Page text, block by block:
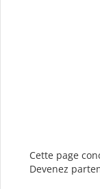
Cette page
Devenez